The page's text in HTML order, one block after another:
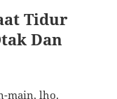
Tidur
Dan
main, lho.